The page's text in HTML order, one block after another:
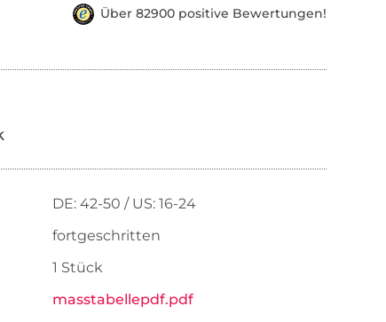
Über 82900 positive Bewertungen!
DE: 42-50 / US: 16-24
fortgeschritten
1 Stück
masstabellepdf.pdf